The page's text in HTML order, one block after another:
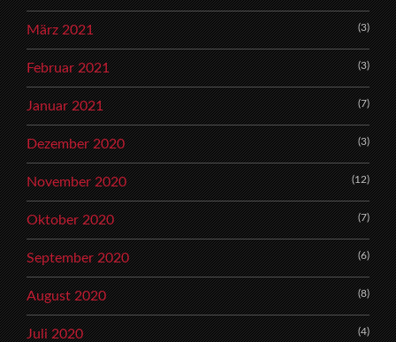
März 2021 (3)
Februar 2021 (3)
Januar 2021 (7)
Dezember 2020 (3)
November 2020 (12)
Oktober 2020 (7)
September 2020 (6)
August 2020 (8)
Juli 2020 (4)